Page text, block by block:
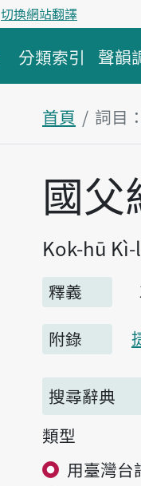
切換網站翻譯
分類索引 聲韻
首頁 詞目
主內容區塊
國父
Kok-hū
釋義
附錄
搜尋辭典
類型
用臺灣台